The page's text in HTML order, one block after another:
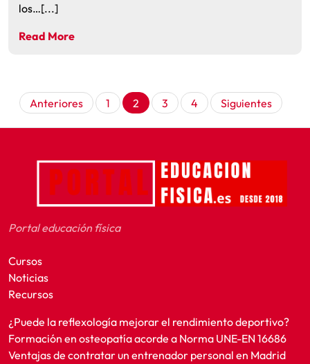
los…[...]
Read More
Paginación
de
Anteriores 1 2 3 4 Siguientes
Portal educación física
Cursos
Noticias
Recursos
¿Puede la reflexología mejorar el rendimiento deportivo?
Formación en osteopatía acorde a Norma UNE-EN 16686
Ventajas de contratar un entrenador personal en Madrid